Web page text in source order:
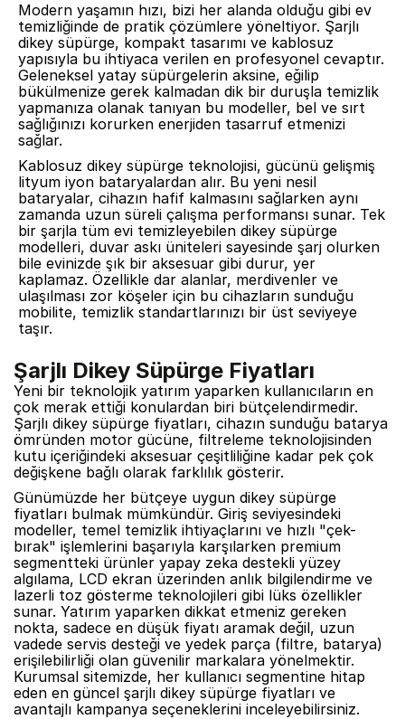
Modern yaşamın hızı, bizi her alanda olduğu gibi ev
temizliğinde de pratik çözümlere yöneltiyor. Şarjlı
dikey süpürge, kompakt tasarımı ve kablosuz
yapısıyla bu ihtiyaca verilen en profesyonel cevaptır.
Geleneksel yatay süpürgelerin aksine, eğilip
bükülmenize gerek kalmadan dik bir duruşla temizlik
yapmanıza olanak tanıyan bu modeller, bel ve sırt
sağlığınızı korurken enerjiden tasarruf etmenizi
sağlar.
Kablosuz dikey süpürge teknolojisi, gücünü gelişmiş
lityum iyon bataryalardan alır. Bu yeni nesil
bataryalar, cihazın hafif kalmasını sağlarken aynı
zamanda uzun süreli çalışma performansı sunar. Tek
bir şarjla tüm evi temizleyebilen dikey süpürge
modelleri, duvar askı üniteleri sayesinde şarj olurken
bile evinizde şık bir aksesuar gibi durur, yer
kaplamaz. Özellikle dar alanlar, merdivenler ve
ulaşılması zor köşeler için bu cihazların sunduğu
mobilite, temizlik standartlarınızı bir üst seviyeye
taşır.
Şarjlı Dikey Süpürge Fiyatları
Yeni bir teknolojik yatırım yaparken kullanıcıların en
çok merak ettiği konulardan biri bütçelendirmedir.
Şarjlı dikey süpürge fiyatları, cihazın sunduğu batarya
ömründen motor gücüne, filtreleme teknolojisinden
kutu içeriğindeki aksesuar çeşitliliğine kadar pek çok
değişkene bağlı olarak farklılık gösterir.
Günümüzde her bütçeye uygun dikey süpürge
fiyatları bulmak mümkündür. Giriş seviyesindeki
modeller, temel temizlik ihtiyaçlarını ve hızlı "çek-
bırak" işlemlerini başarıyla karşılarken premium
segmentteki ürünler yapay zeka destekli yüzey
algılama, LCD ekran üzerinden anlık bilgilendirme ve
lazerli toz gösterme teknolojileri gibi lüks özellikler
sunar. Yatırım yaparken dikkat etmeniz gereken
nokta, sadece en düşük fiyatı aramak değil, uzun
vadede servis desteği ve yedek parça (filtre, batarya)
erişilebilirliği olan güvenilir markalara yönelmektir.
Kurumsal sitemizde, her kullanıcı segmentine hitap
eden en güncel şarjlı dikey süpürge fiyatları ve
avantajlı kampanya seçeneklerini inceleyebilirsiniz.